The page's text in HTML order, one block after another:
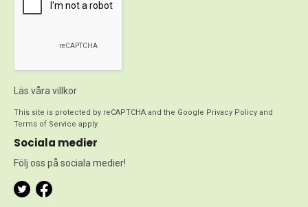
Läs våra villkor
This site is protected by reCAPTCHA and the Google Privacy Policy and
Terms of Service apply.
Sociala medier
Följ oss på sociala medier!